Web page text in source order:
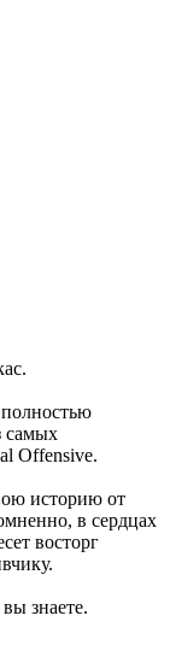
самых
Offensive.
историю от
в сердцах
восторг
знаете.